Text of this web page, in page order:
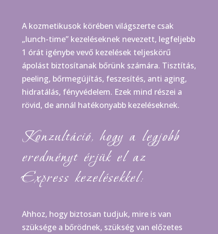
A kozmetikusok körében világszerte csak
„lunch-time” kezeléseknek nevezett, legfeljebb
1 órát igénybe vevő kezelések teljeskörű
ápolást biztosítanak bőrünk számára. Tisztítás,
peeling, bőrmegújítás, feszesítés, anti aging,
hidratálás, fényvédelem. Ezek mind részei a
rövid, de annál hatékonyabb kezeléseknek.
Konzultáció, hogy a legjobb
eredményt érjük el az
Express kezelésekkel:
Ahhoz, hogy biztosan tudjuk, mire is van
szüksége a bőrödnek, szükség van előzetes